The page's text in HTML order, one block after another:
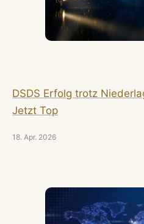
DSDS Erfolg trotz
Jetzt Top
18. Apr. 2026